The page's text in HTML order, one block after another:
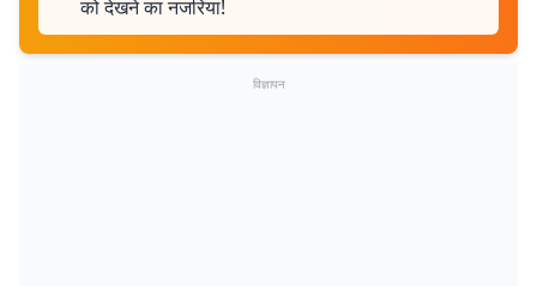
को देखने का नजरिया!
विज्ञापन